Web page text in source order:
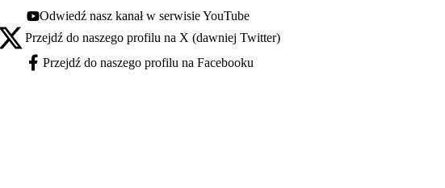
Youtube - otwiera się w nowej karcie
Odwiedź nasz kanał w serwisie YouTube
X - otwiera się w nowej karcie
Przejdź do naszego profilu na X (dawniej Twitter)
Facebook - otwiera się w nowej karcie
Przejdź do naszego profilu na Facebooku